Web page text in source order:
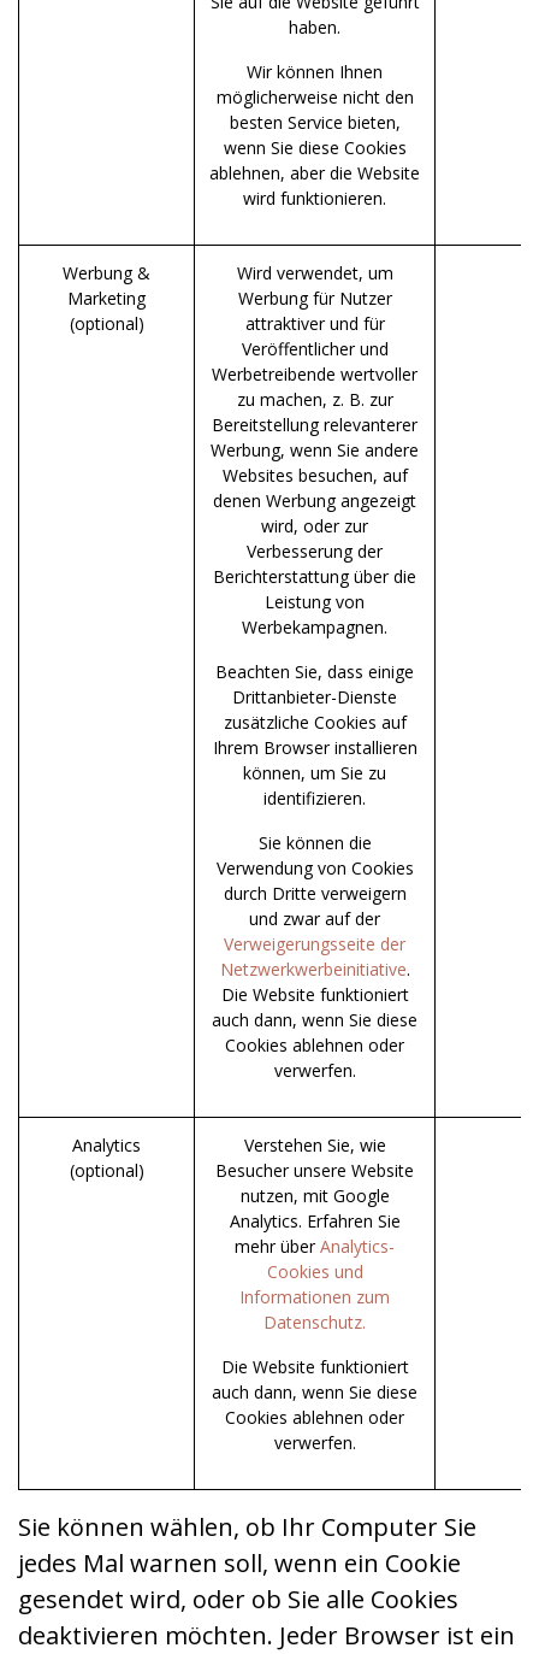
haben.
Wir können Ihnen
möglicherweise nicht den
besten Service bieten,
wenn Sie diese Cookies
ablehnen, aber die Website
wird funktionieren.
Werbung &
Marketing
(optional)
Wird verwendet, um
Werbung für Nutzer
attraktiver und für
Veröffentlicher und
Werbetreibende wertvoller
zu machen, z. B. zur
Bereitstellung relevanterer
Werbung, wenn Sie andere
Websites besuchen, auf
denen Werbung angezeigt
wird, oder zur
Verbesserung der
Berichterstattung über die
Leistung von
Werbekampagnen.
Beachten Sie, dass einige
Drittanbieter-Dienste
zusätzliche Cookies auf
Ihrem Browser installieren
können, um Sie zu
identifizieren.
Sie können die
Verwendung von Cookies
durch Dritte verweigern
und zwar auf der
Verweigerungsseite der
Netzwerkwerbeinitiative.
Die Website funktioniert
auch dann, wenn Sie diese
Cookies ablehnen oder
verwerfen.
Analytics
(optional)
Verstehen Sie, wie
Besucher unsere Website
nutzen, mit Google
Analytics. Erfahren Sie
mehr überAnalytics-
Cookies und
Informationen zum
Datenschutz.
Die Website funktioniert
auch dann, wenn Sie diese
Cookies ablehnen oder
verwerfen.
Sie können wählen, ob Ihr Computer Sie
jedes Mal warnen soll, wenn ein Cookie
gesendet wird, oder ob Sie alle Cookies
deaktivieren möchten. Jeder Browser ist ein